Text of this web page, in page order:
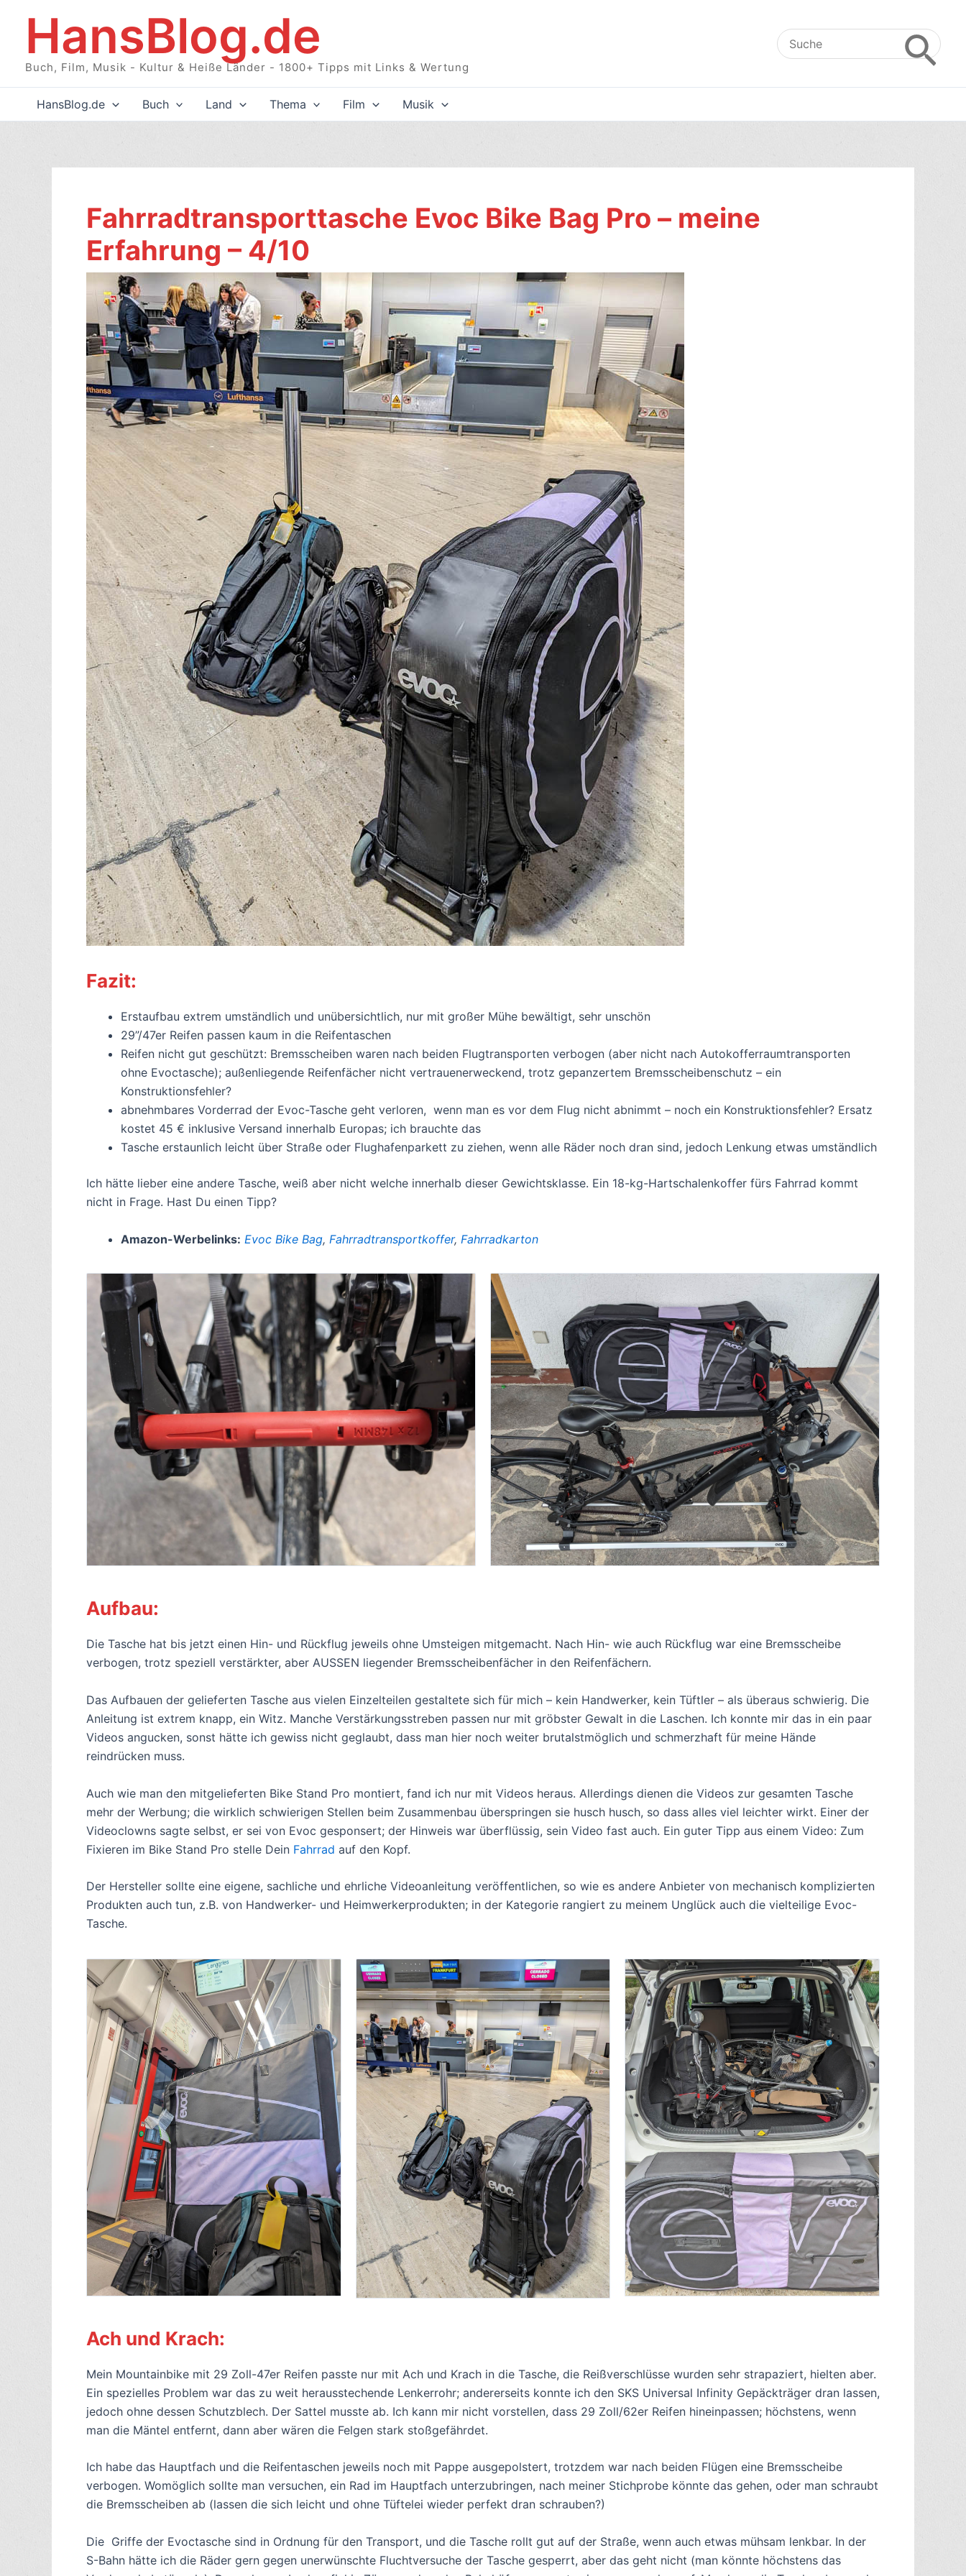
HansBlog.de
Buch, Film, Musik - Kultur & Heiße Länder - 1800+ Tipps mit Links & Wertung
Search
HansBlog.de Buch Land Thema Film Musik
Fahrradtransporttasche Evoc Bike Bag Pro – meine
Erfahrung – 4/10
Fazit:
Erstaufbau extrem umständlich und unübersichtlich, nur mit großer Mühe bewältigt, sehr unschön
29”/47er Reifen passen kaum in die Reifentaschen
Reifen nicht gut geschützt: Bremsscheiben waren nach beiden Flugtransporten verbogen (aber nicht nach Autokofferraumtransporten
ohne Evoctasche); außenliegende Reifenfächer nicht vertrauenerweckend, trotz gepanzertem Bremsscheibenschutz – ein
Konstruktionsfehler?
abnehmbares Vorderrad der Evoc-Tasche geht verloren, wenn man es vor dem Flug nicht abnimmt – noch ein Konstruktionsfehler? Ersatz
kostet 45 € inklusive Versand innerhalb Europas; ich brauchte das
Tasche erstaunlich leicht über Straße oder Flughafenparkett zu ziehen, wenn alle Räder noch dran sind, jedoch Lenkung etwas umständlich
Ich hätte lieber eine andere Tasche, weiß aber nicht welche innerhalb dieser Gewichtsklasse. Ein 18-kg-Hartschalenkoffer fürs Fahrrad kommt
nicht in Frage. Hast Du einen Tipp?
Amazon-Werbelinks: Evoc Bike Bag, Fahrradtransportkoffer, Fahrradkarton
Aufbau:
Die Tasche hat bis jetzt einen Hin- und Rückflug jeweils ohne Umsteigen mitgemacht. Nach Hin- wie auch Rückflug war eine Bremsscheibe
verbogen, trotz speziell verstärkter, aber AUSSEN liegender Bremsscheibenfächer in den Reifenfächern.
Das Aufbauen der gelieferten Tasche aus vielen Einzelteilen gestaltete sich für mich – kein Handwerker, kein Tüftler – als überaus schwierig. Die
Anleitung ist extrem knapp, ein Witz. Manche Verstärkungsstreben passen nur mit gröbster Gewalt in die Laschen. Ich konnte mir das in ein paar
Videos angucken, sonst hätte ich gewiss nicht geglaubt, dass man hier noch weiter brutalstmöglich und schmerzhaft für meine Hände
reindrücken muss.
Auch wie man den mitgelieferten Bike Stand Pro montiert, fand ich nur mit Videos heraus. Allerdings dienen die Videos zur gesamten Tasche
mehr der Werbung; die wirklich schwierigen Stellen beim Zusammenbau überspringen sie husch husch, so dass alles viel leichter wirkt. Einer der
Videoclowns sagte selbst, er sei von Evoc gesponsert; der Hinweis war überflüssig, sein Video fast auch. Ein guter Tipp aus einem Video: Zum
Fixieren im Bike Stand Pro stelle Dein Fahrrad auf den Kopf.
Der Hersteller sollte eine eigene, sachliche und ehrliche Videoanleitung veröffentlichen, so wie es andere Anbieter von mechanisch komplizierten
Produkten auch tun, z.B. von Handwerker- und Heimwerkerprodukten; in der Kategorie rangiert zu meinem Unglück auch die vielteilige Evoc-
Tasche.
Ach und Krach:
Mein Mountainbike mit 29 Zoll-47er Reifen passte nur mit Ach und Krach in die Tasche, die Reißverschlüsse wurden sehr strapaziert, hielten aber.
Ein spezielles Problem war das zu weit herausstechende Lenkerrohr; andererseits konnte ich den SKS Universal Infinity Gepäckträger dran lassen,
jedoch ohne dessen Schutzblech. Der Sattel musste ab. Ich kann mir nicht vorstellen, dass 29 Zoll/62er Reifen hineinpassen; höchstens, wenn
man die Mäntel entfernt, dann aber wären die Felgen stark stoßgefährdet.
Ich habe das Hauptfach und die Reifentaschen jeweils noch mit Pappe ausgepolstert, trotzdem war nach beiden Flügen eine Bremsscheibe
verbogen. Womöglich sollte man versuchen, ein Rad im Hauptfach unterzubringen, nach meiner Stichprobe könnte das gehen, oder man schraubt
die Bremsscheiben ab (lassen die sich leicht und ohne Tüftelei wieder perfekt dran schrauben?)
Die Griffe der Evoctasche sind in Ordnung für den Transport, und die Tasche rollt gut auf der Straße, wenn auch etwas mühsam lenkbar. In der
S-Bahn hätte ich die Räder gern gegen unerwünschte Fluchtversuche der Tasche gesperrt, aber das geht nicht (man könnte höchstens das